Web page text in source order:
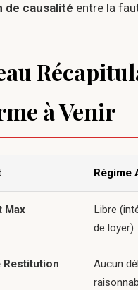
de causalité entre la
à Venir
Régime
Max
Libre
de loyer)
Restitution
Aucun